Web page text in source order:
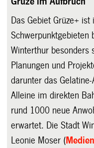
Das Gebiet Grüze+
Schwerpunktgebieten
Winterthur besonders
Planungen und
darunter das
Alleine im direkten
rund 1000 neue
erwartet. Die Stadt
Leonie Moser (